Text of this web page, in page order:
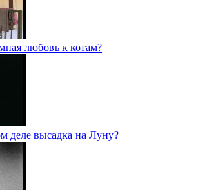
любовь к котам?
деле высадка на Луну?